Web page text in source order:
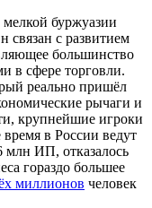
буржуазии
связан с развитием
большинство
в сфере торговли.
реально пришёл
рычаги и
крупнейшие игроки
в России ведут
млн ИП, отказалось
гораздо большее
миллионов человек